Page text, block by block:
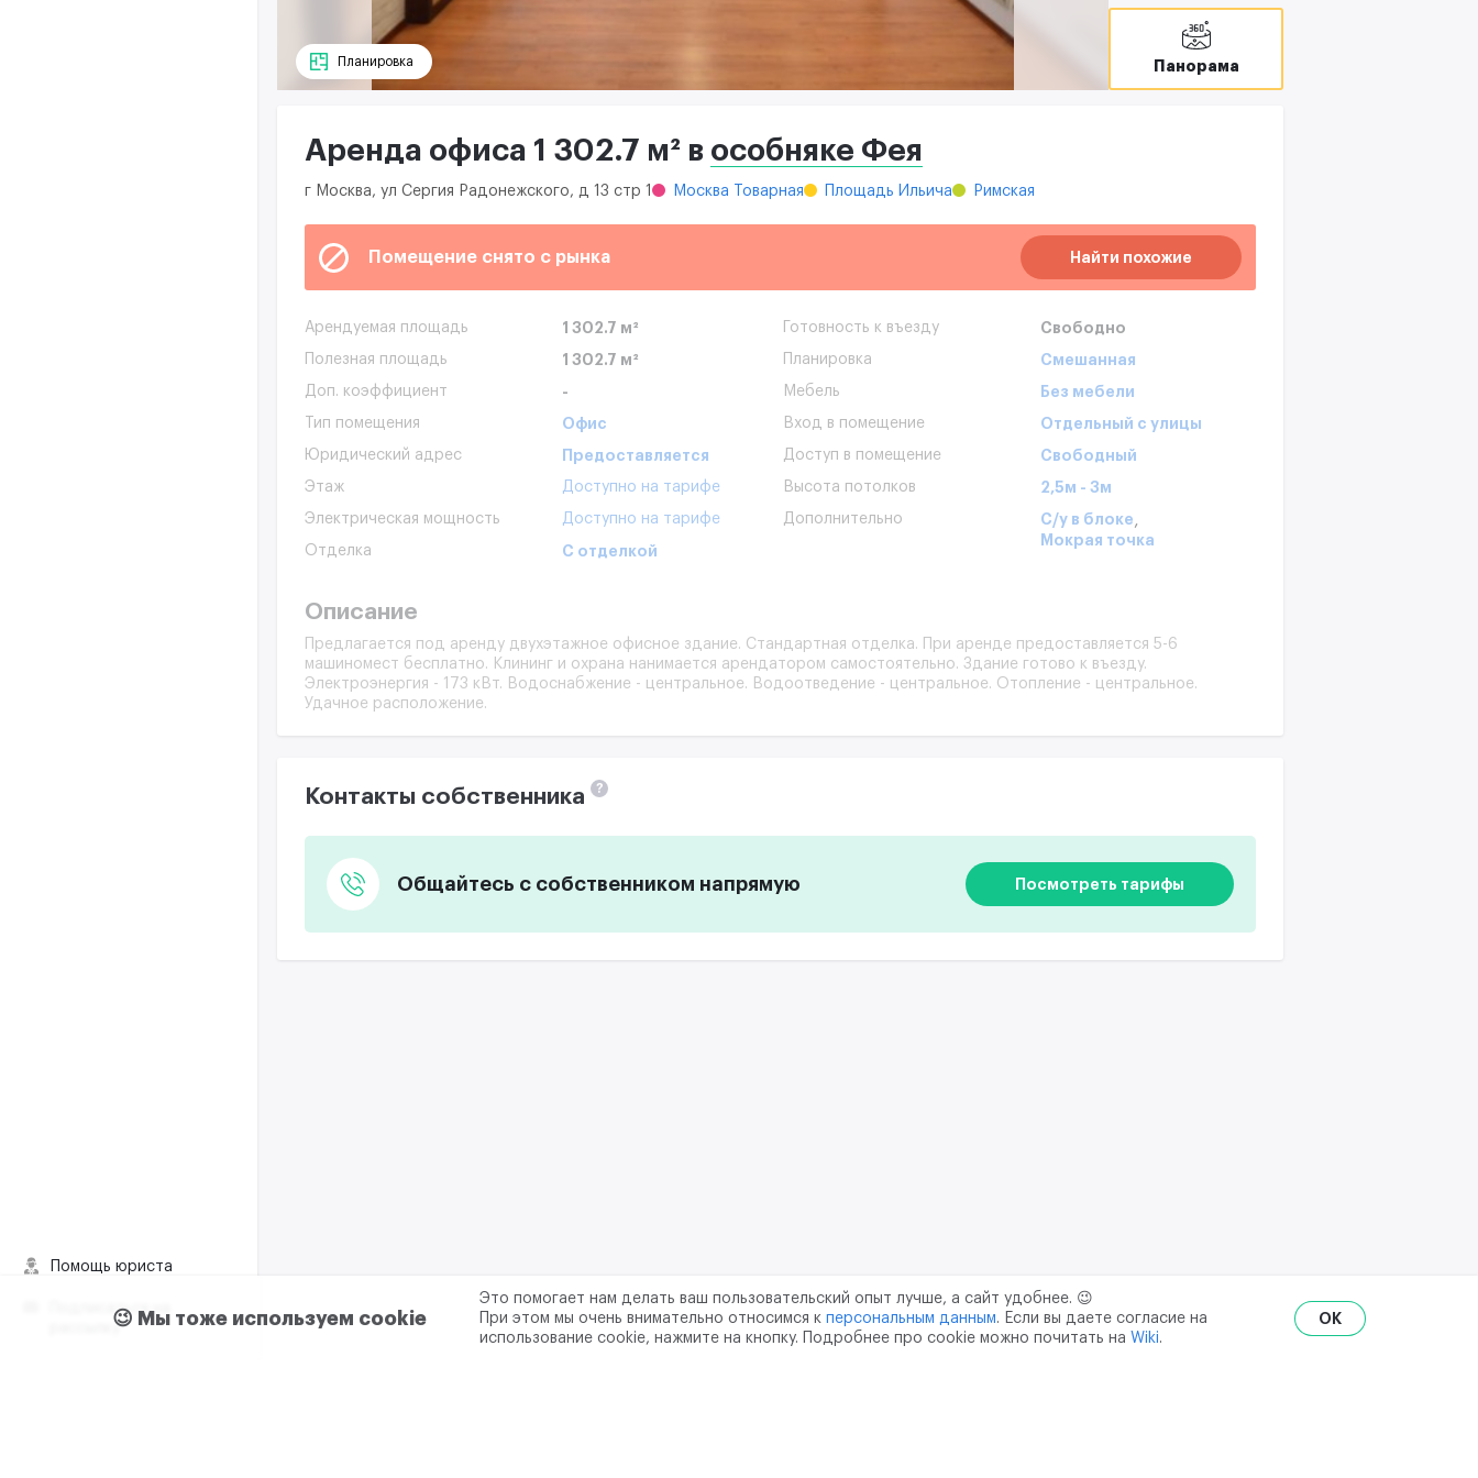
Помощь юриста
Подписаться на
рассылку
Панорама
Планировка
Аренда офиса 1 302.7 м² в особняке Фея
г Москва, ул Сергия Радонежского, д 13 стр 1 Москва Товарная Площадь Ильича Римская
Помещение снято с рынка Найти похожие
Арендуемая площадь 1 302.7 м²
Полезная площадь 1 302.7 м²
Доп. коэффициент -
Тип помещения Офис
Юридический адрес Предоставляется
Этаж Доступно на тарифе
Электрическая мощность Доступно на тарифе
Отделка С отделкой
Готовность к въезду Свободно
Планировка Смешанная
Мебель Без мебели
Вход в помещение Отдельный с улицы
Доступ в помещение Свободный
Высота потолков 2,5м - 3м
Дополнительно С/у в блоке ,
Мокрая точка
Описание
Предлагается под аренду двухэтажное офисное здание. Стандартная отделка. При аренде предоставляется 5-6
машиномест бесплатно. Клининг и охрана нанимается арендатором самостоятельно. Здание готово к въезду.
Электроэнергия - 173 кВт. Водоснабжение - центральное. Водоотведение - центральное. Отопление - центральное.
Удачное расположение.
Контакты собственника ?
Общайтесь с собственником напрямую Посмотреть тарифы
😉 Мы тоже используем cookie
Это помогает нам делать ваш пользовательский опыт лучше, а сайт удобнее. 😉
При этом мы очень внимательно относимся к персональным данным. Если вы даете согласие на
использование cookie, нажмите на кнопку. Подробнее про cookie можно почитать на Wiki.
OK